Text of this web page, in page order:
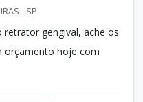
- SP
retrator gengival, ache os
orçamento hoje com